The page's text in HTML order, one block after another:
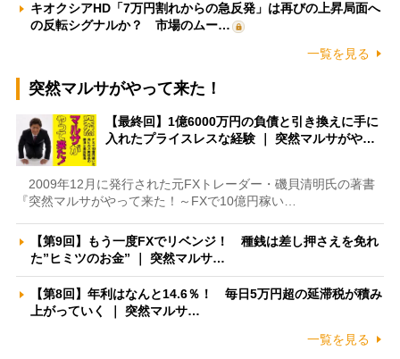
キオクシアHD「7万円割れからの急反発」は再びの上昇局面へ
の反転シグナルか？ 市場のムー…
一覧を見る
突然マルサがやって来た！
【最終回】1億6000万円の負債と引き換えに手に
入れたプライスレスな経験 ｜ 突然マルサがや…
2009年12月に発行された元FXトレーダー・磯貝清明氏の著書
『突然マルサがやって来た！～FXで10億円稼い…
【第9回】もう一度FXでリベンジ！ 種銭は差し押さえを免れ
た”ヒミツのお金” ｜ 突然マルサ…
【第8回】年利はなんと14.6％！ 毎日5万円超の延滞税が積み
上がっていく ｜ 突然マルサ…
一覧を見る